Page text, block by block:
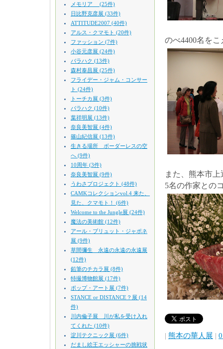
メモリア (25件)
日比野克彦展 (33件)
ATTITUDE2007 (40件)
アルス・クマモト (20件)
ファッション (7件)
小谷元彦展 (24件)
バラハク (13件)
森村泰昌展 (25件)
フライデー・ジャム・コンサー
ト (24件)
トーチカ展 (3件)
バラハク (10件)
葉祥明展 (13件)
奈良美智展 (4件)
篠山紀信展 (13件)
生きる場所 ボーダーレスの空
へ (9件)
10周年 (3件)
奈良美智展 (9件)
うわさプロジェクト (48件)
CAMKコレクションvol.4 来た、
見た、クマモト！ (6件)
Welcome to the Jungle展 (24件)
魔法の美術館 (12件)
アール・ブリュット・ジャポネ
展 (9件)
草間彌生 永遠の永遠の永遠展
(12件)
鉛筆のチカラ展 (8件)
特撮博物館展 (17件)
ポップ・アート展 (7件)
STANCE or DISTANCE？展 (14
件)
川内倫子展 川が私を受け入れ
てくれた (10件)
淀川テクニック展 (6件)
だまし絵王エッシャーの挑戦状
のべ4400名を
また、熊本市
5名の作家との
| 熊本の華人展 |